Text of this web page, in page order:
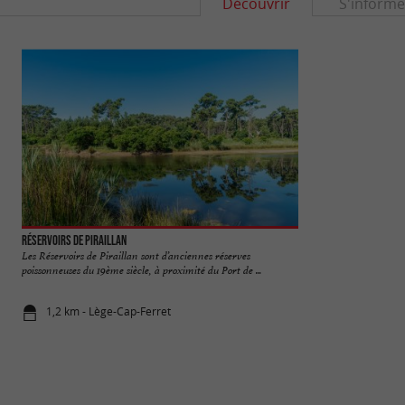
Réservoirs de Piraillan
Les Réservoirs de Piraillan sont d’anciennes réserves
poissonneuses du 19ème siècle, à proximité du Port de ...
1,2 km - Lège-Cap-Ferret